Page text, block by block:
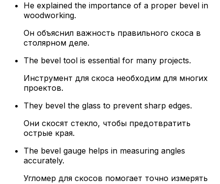
He explained the importance of a proper bevel in
woodworking.
Он объяснил важность правильного скоса в
столярном деле.
The bevel tool is essential for many projects.
Инструмент для скоса необходим для многих
проектов.
They bevel the glass to prevent sharp edges.
Они скосят стекло, чтобы предотвратить
острые края.
The bevel gauge helps in measuring angles
accurately.
Угломер для скосов помогает точно измерять